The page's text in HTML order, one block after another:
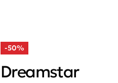
-50%
Dreamstar